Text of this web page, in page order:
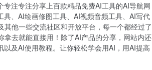
专注专注分享上百款精品免费AI工具的AI导航网
具、AI绘画修图工具、AI视频音频工具、AI写代
其他一些交流社区和开放平台，每一个都经过了
拿去就能直接用！除了AI产品的分享，网站内还
以及AI使用教程。让你轻松学会用AI，用AI提高